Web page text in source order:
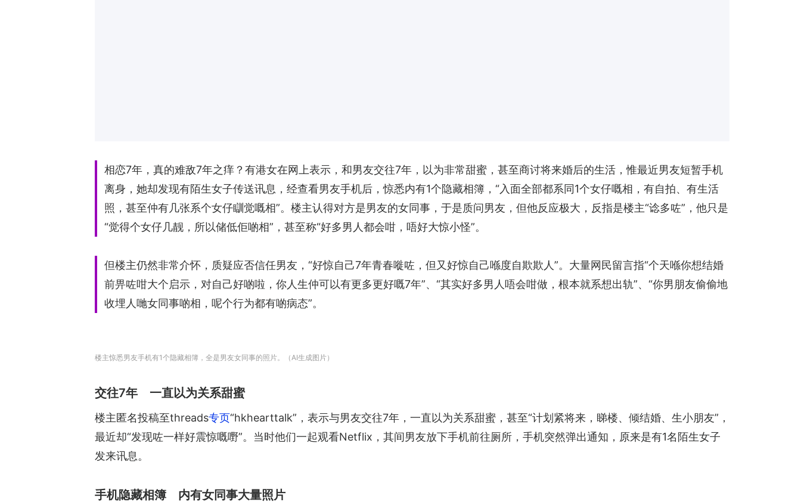
相恋7年，真的难敌7年之痒？有港女在网上表示，和男友交往7年，以为非常甜蜜，甚至商讨将来婚后的生活，惟最近男友短暂手机
离身，她却发现有陌生女子传送讯息，经查看男友手机后，惊悉内有1个隐藏相簿，“入面全部都系同1个女仔嘅相，有自拍、有生活
照，甚至仲有几张系个女仔瞓觉嘅相”。楼主认得对方是男友的女同事，于是质问男友，但他反应极大，反指是楼主“谂多咗”，他只是
“觉得个女仔几靓，所以储低佢啲相”，甚至称“好多男人都会咁，唔好大惊小怪”。
但楼主仍然非常介怀，质疑应否信任男友，“好惊自己7年青春嘥咗，但又好惊自己喺度自欺欺人”。大量网民留言指“个天喺你想结婚
前畀咗咁大个启示，对自己好啲啦，你人生仲可以有更多更好嘅7年”、“其实好多男人唔会咁做，根本就系想出轨”、“你男朋友偷偷地
收埋人哋女同事啲相，呢个行为都有啲病态”。
楼主惊悉男友手机有1个隐藏相簿，全是男友女同事的照片。（AI生成图片）
交往7年 一直以为关系甜蜜
楼主匿名投稿至threads专页“hkhearttalk”，表示与男友交往7年，一直以为关系甜蜜，甚至“计划紧将来，睇楼、倾结婚、生小朋友”，
最近却“发现咗一样好震惊嘅嘢”。当时他们一起观看Netflix，其间男友放下手机前往厕所，手机突然弹出通知，原来是有1名陌生女子
发来讯息。
手机隐藏相簿 内有女同事大量照片